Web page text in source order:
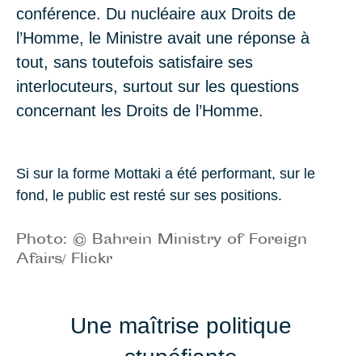
conférence. Du nucléaire aux Droits de
l’Homme, le Ministre avait une réponse à
tout, sans toutefois satisfaire ses
interlocuteurs, surtout sur les questions
concernant les Droits de l’Homme.
Si sur la forme Mottaki a été performant, sur le
fond, le public est resté sur ses positions.
Photo: © Bahrein Ministry of Foreign
Afairs/ Flickr
Une maîtrise politique